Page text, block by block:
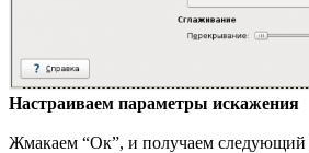
Настраиваем параметры искажения
Жмакаем “Ок”, и получаем следующий